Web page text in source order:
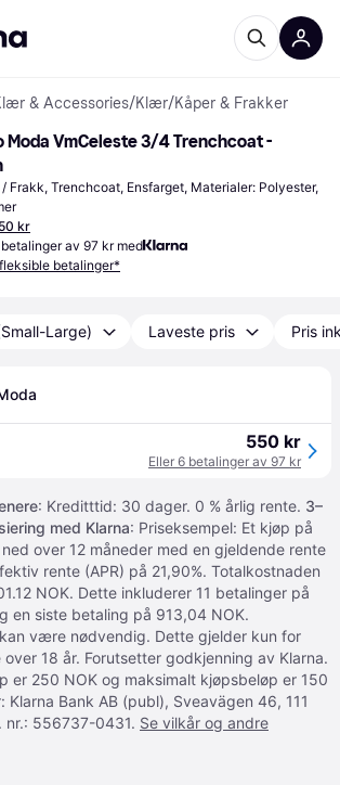
& Accessories/Klær/Kåper & Frakker
Moda VmCeleste 3/4 Trenchcoat -
/ Frakk, Trenchcoat, Ensfarget, Materialer: Polyester,
kr
av 97 kr med
betalinger*
Large) Laveste pris Pris
550 kr
Eller 6 betalinger av 97 kr
: Kreditttid: 30 dager. 0 % årlig rente. 3–
med Klarna: Priseksempel: Et kjøp på
over 12 måneder med en gjeldende rente
rente (APR) på 21,90%. Totalkostnaden
NOK. Dette inkluderer 11 betalinger på
en siste betaling på 913,04 NOK.
være nødvendig. Dette gjelder kun for
18 år. Forutsetter godkjenning av Klarna.
er 250 NOK og maksimalt kjøpsbeløp er 150
Klarna Bank AB (publ), Sveavägen 46, 111
nr.: 556737-0431. Se vilkår og andre